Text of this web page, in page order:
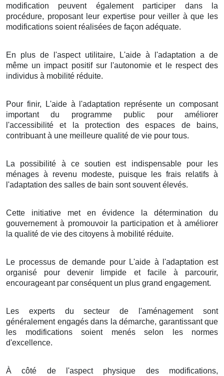
modification peuvent également participer dans la
procédure, proposant leur expertise pour veiller à que les
modifications soient réalisées de façon adéquate.
En plus de l'aspect utilitaire, L'aide à l'adaptation a de
même un impact positif sur l'autonomie et le respect des
individus à mobilité réduite.
Pour finir, L'aide à l'adaptation représente un composant
important du programme public pour améliorer
l'accessibilité et la protection des espaces de bains,
contribuant à une meilleure qualité de vie pour tous.
La possibilité à ce soutien est indispensable pour les
ménages à revenu modeste, puisque les frais relatifs à
l'adaptation des salles de bain sont souvent élevés.
Cette initiative met en évidence la détermination du
gouvernement à promouvoir la participation et à améliorer
la qualité de vie des citoyens à mobilité réduite.
Le processus de demande pour L'aide à l'adaptation est
organisé pour devenir limpide et facile à parcourir,
encourageant par conséquent un plus grand engagement.
Les experts du secteur de l'aménagement sont
généralement engagés dans la démarche, garantissant que
les modifications soient menés selon les normes
d'excellence.
À côté de l'aspect physique des modifications,